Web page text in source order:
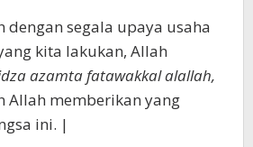
segala upaya usaha
kita lakukan, Allah
azamta fatawakkal alallah,
Allah memberikan yang
ini. |